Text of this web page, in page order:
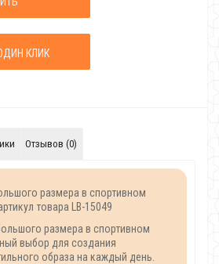
КЛИК
Отзывов (0)
размера в спортивном
товара LB-15049
размера в спортивном
выбор для создания
образа на каждый день.